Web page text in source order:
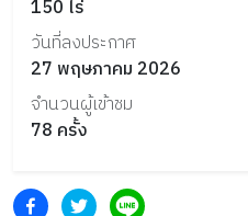
150ไร่
วันที่ลงประกาศ
27 พฤษภาคม 2026
จำนวนผู้เข้าชม
78 ครั้ง